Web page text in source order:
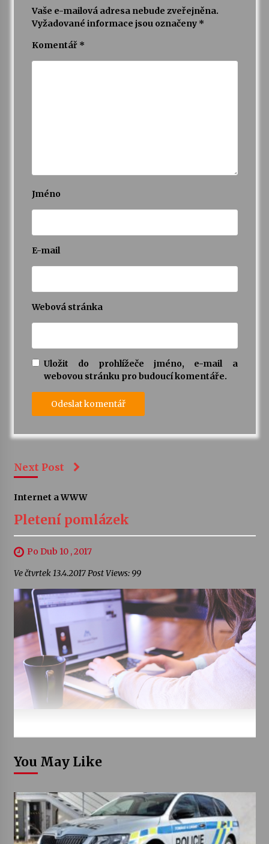
Vaše e-mailová adresa nebude zveřejněna.
Vyžadované informace jsou označeny *
Komentář *
Jméno
E-mail
Webová stránka
Uložit do prohlížeče jméno, e-mail a
webovou stránku pro budoucí komentáře.
Next Post
Internet a WWW
Pletení pomlázek
Po Dub 10 , 2017
Ve čtvrtek 13.4.2017 Post Views: 99
You May Like